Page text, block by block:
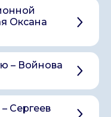
Оксана
– Войнова
Сергеев